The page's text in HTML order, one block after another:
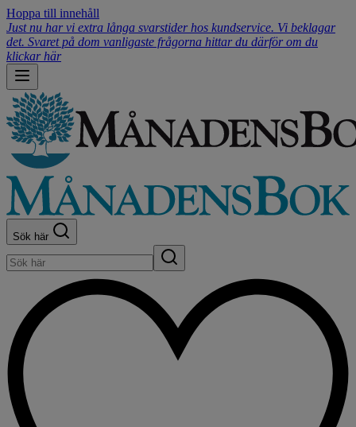
Hoppa till innehåll
Just nu har vi extra långa svarstider hos kundservice. Vi beklagar
det. Svaret på dom vanligaste frågorna hittar du därför om du
klickar här
Sök här